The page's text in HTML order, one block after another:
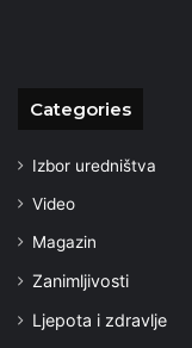
Categories
Izbor uredništva
Video
Magazin
Zanimljivosti
Ljepota i zdravlje